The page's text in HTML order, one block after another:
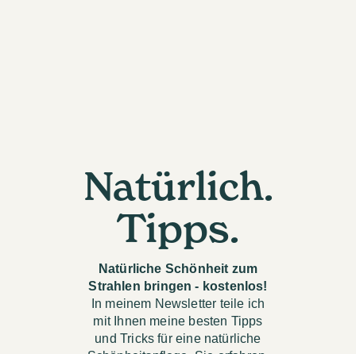
Natürlich.
Tipps.
Natürliche Schönheit zum
Strahlen bringen - kostenlos!
In meinem Newsletter teile ich
mit Ihnen meine besten Tipps
und Tricks für eine natürliche